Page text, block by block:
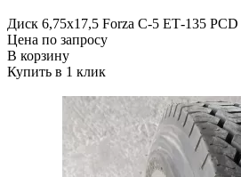
Диск 6,75х17,5 Forza C-5 ЕТ-135
Цена по запросу
В корзину
Купить в 1 клик